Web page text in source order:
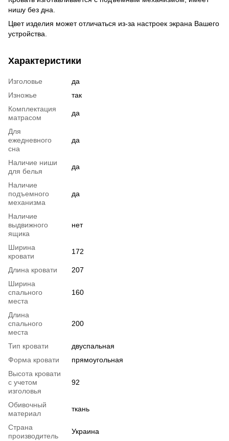
нишу без дна.
Цвет изделия может отличаться из-за настроек экрана Вашего
устройства.
Характеристики
Изголовье
да
Изножье
так
Комплектация
матрасом
да
Для
ежедневного
сна
да
Наличие ниши
для белья
да
Наличие
подъемного
механизма
да
Наличие
выдвижного
ящика
нет
Ширина
кровати
172
Длина кровати
207
Ширина
спального
места
160
Длина
спального
места
200
Тип кровати
двуспальная
Форма кровати
прямоугольная
Высота кровати
с учетом
изголовья
92
Обивочный
материал
ткань
Страна
производитель
Украина